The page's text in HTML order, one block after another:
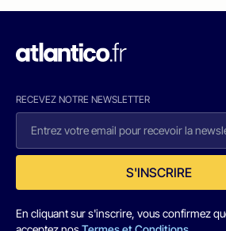
RECEVEZ NOTRE NEWSLETTER
S'INSCRIRE
En cliquant sur s'inscrire, vous confirmez